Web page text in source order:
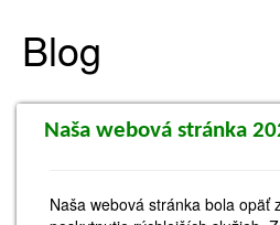
Blog
Naša webová stránka
Naša webová stránka bola opäť